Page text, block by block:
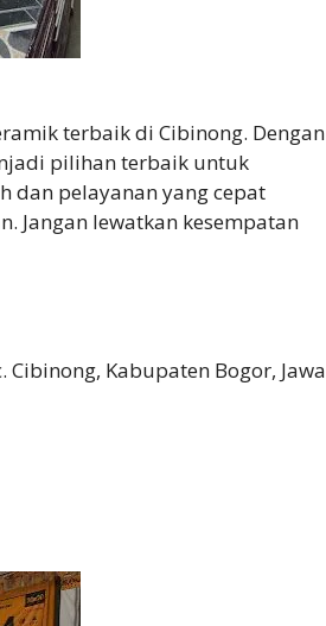
terbaik di Cibinong. Dengan
pilihan terbaik untuk
dan pelayanan yang cepat
Jangan lewatkan kesempatan
Cibinong, Kabupaten Bogor, Jawa